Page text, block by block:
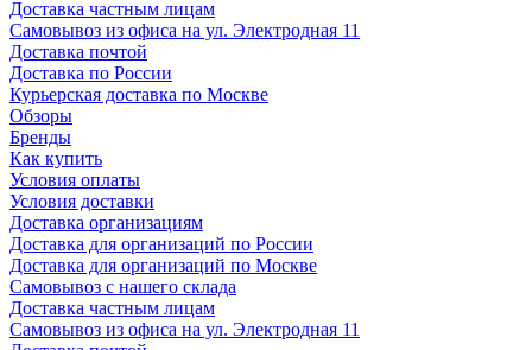
Доставка частным лицам
Самовывоз из офиса на ул. Электродная 11
Доставка почтой
Доставка по России
Курьерская доставка по Москве
Обзоры
Бренды
Как купить
Условия оплаты
Условия доставки
Доставка организациям
Доставка для организаций по России
Доставка для организаций по Москве
Самовывоз с нашего склада
Доставка частным лицам
Самовывоз из офиса на ул. Электродная 11